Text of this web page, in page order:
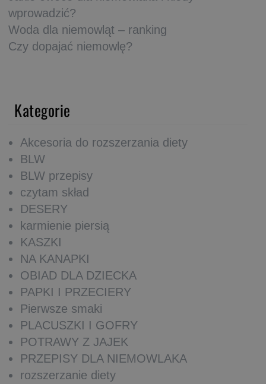
wprowadzić?
Woda dla niemowląt – ranking
Czy dopajać niemowlę?
Kategorie
Akcesoria do rozszerzania diety
BLW
BLW przepisy
czytam skład
DESERY
karmienie piersią
KASZKI
NA KANAPKI
OBIAD DLA DZIECKA
PAPKI I PRZECIERY
Pierwsze smaki
PLACUSZKI I GOFRY
POTRAWY Z JAJEK
PRZEPISY DLA NIEMOWLAKA
rozszerzanie diety